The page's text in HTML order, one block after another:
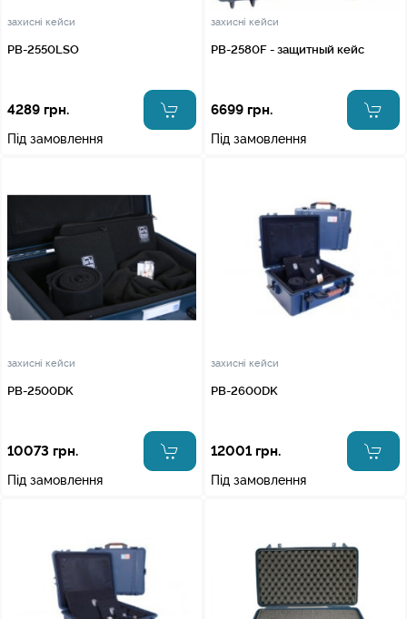
захисні кейси
PB-2550LSO
4289 грн.
Під замовлення
захисні кейси
PB-2580F - защитный кейс
6699 грн.
Під замовлення
захисні кейси
PB-2500DK
10073 грн.
Під замовлення
захисні кейси
PB-2600DK
12001 грн.
Під замовлення